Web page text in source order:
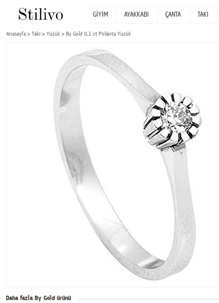
GİYİM AYAKKABI ÇANTA TAKI
Anasayfa Takı Yüzük By Gold 0,1 ct Pırlanta Yüzük
Daha fazla By Gold ürünü